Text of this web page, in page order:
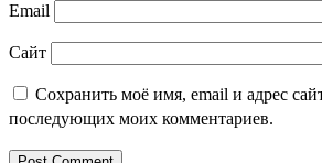
Email
Сайт
Сохранить моё имя, email и адрес
последующих моих комментариев.